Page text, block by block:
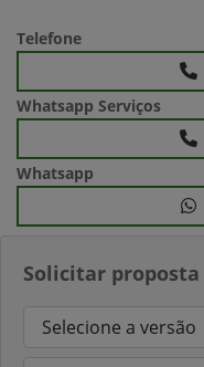
Solicitar proposta
Telefone
Whatsapp Serviços
Whatsapp